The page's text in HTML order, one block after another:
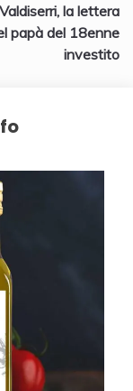
la lettera
papà del 18enne
investito